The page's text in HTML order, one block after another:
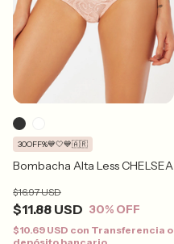
Bombacha Alta Less CHELSEA
$11.88 USD
$16.97 USD
30% OFF
30OFF%💙🤍💙🇦🇷
$10.69 USD con Transferencia o